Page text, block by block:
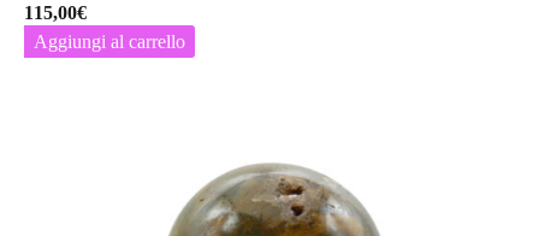
115,00€
Aggiungi al carrello